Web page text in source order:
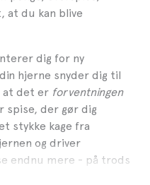
at du kan blive
dig for ny
hjerne snyder dig til
at det er forventningen
spise, der gør dig
stykke kage fra
og driver
endnu mere - på trods